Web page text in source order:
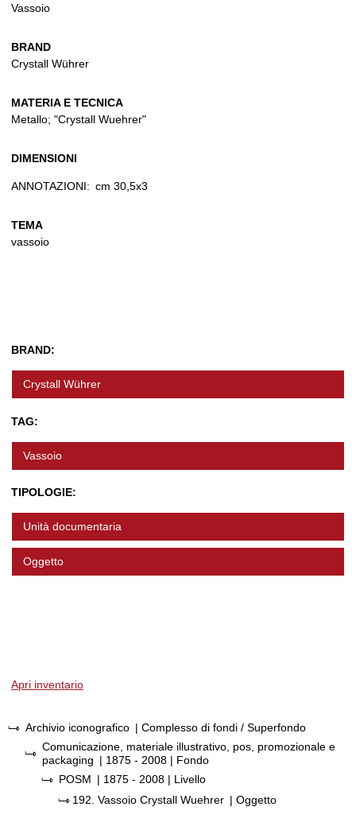
Vassoio
BRAND
Crystall Wührer
MATERIA E TECNICA
Metallo; "Crystall Wuehrer"
DIMENSIONI
ANNOTAZIONI: cm 30,5x3
TEMA
vassoio
BRAND:
Crystall Wührer
TAG:
Vassoio
TIPOLOGIE:
Unità documentaria
Oggetto
Apri inventario
Archivio iconografico | Complesso di fondi / Superfondo
Comunicazione, materiale illustrativo, pos, promozionale e
packaging | 1875 - 2008 | Fondo
POSM | 1875 - 2008 | Livello
192. Vassoio Crystall Wuehrer | Oggetto